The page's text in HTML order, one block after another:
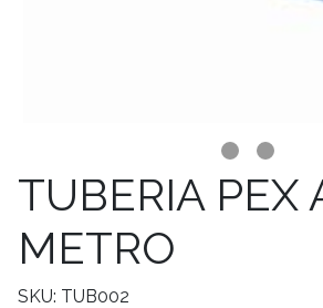
TUBERIA PEX
METRO
SKU: TUB002